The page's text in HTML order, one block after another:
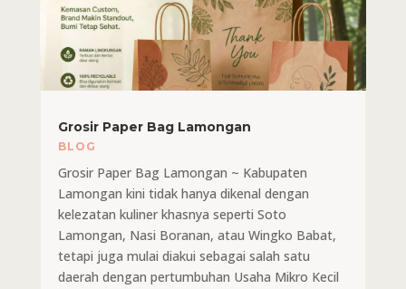
Grosir Paper Bag Lamongan
BLOG
Grosir Paper Bag Lamongan ~ Kabupaten
Lamongan kini tidak hanya dikenal dengan
kelezatan kuliner khasnya seperti Soto
Lamongan, Nasi Boranan, atau Wingko Babat,
tetapi juga mulai diakui sebagai salah satu
daerah dengan pertumbuhan Usaha Mikro Kecil